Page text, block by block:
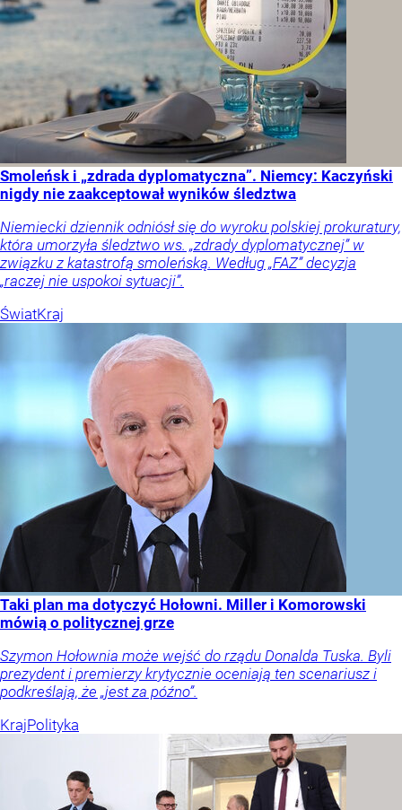
Smoleńsk i „zdrada dyplomatyczna”. Niemcy: Kaczyński
nigdy nie zaakceptował wyników śledztwa
Niemiecki dziennik odniósł się do wyroku polskiej prokuratury,
która umorzyła śledztwo ws. „zdrady dyplomatycznej” w
związku z katastrofą smoleńską. Według „FAZ” decyzja
„raczej nie uspokoi sytuacji”.
ŚwiatKraj
Taki plan ma dotyczyć Hołowni. Miller i Komorowski
mówią o politycznej grze
Szymon Hołownia może wejść do rządu Donalda Tuska. Byli
prezydent i premierzy krytycznie oceniają ten scenariusz i
podkreślają, że „jest za późno”.
KrajPolityka